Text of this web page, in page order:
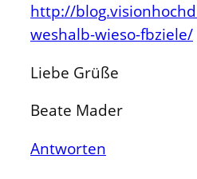
http://
weshalb-wieso-fbziele/
Liebe Grüße
Beate Mader
Antworten